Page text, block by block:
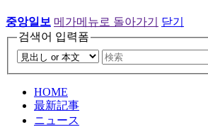
중앙일보 메가메뉴로 돌아가기
닫기
검색어 입력폼
HOME
最新記事
ニュース